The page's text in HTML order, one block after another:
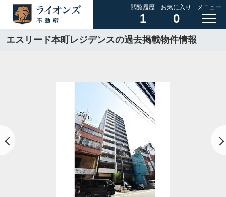
閲覧履歴
1
お気に入り
0
メニュー
エスリード本町レジデンスの過去掲載物件情報